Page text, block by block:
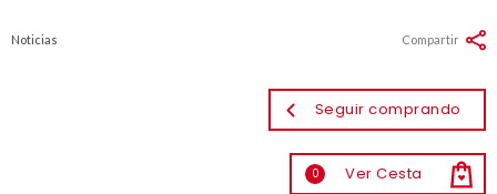
Noticias
Seguir comprando
0 Ver Cesta
Compartir